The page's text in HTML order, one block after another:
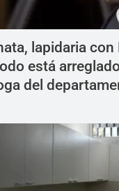
lapidaria con
está
del